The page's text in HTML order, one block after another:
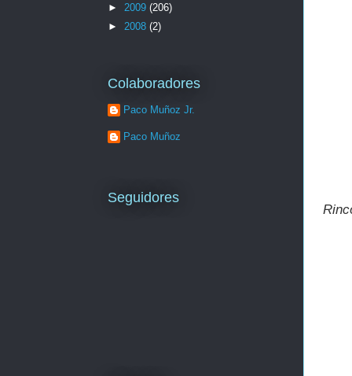
► 2009 (206)
► 2008 (2)
Colaboradores
Paco Muñoz Jr.
Paco Muñoz
Seguidores